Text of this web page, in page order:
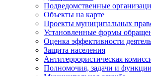
Подведомственные
Объекты на карте
Проекты муниципальных
Установленные формы
Оценка эффективности
Защита населения
Антитеррористическая
Полномочия, задачи и функции